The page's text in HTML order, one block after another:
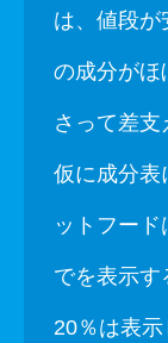
は、値段が
の成分がほ
さって差支
仮に成分表
ットフー
でを表示す
20％は表